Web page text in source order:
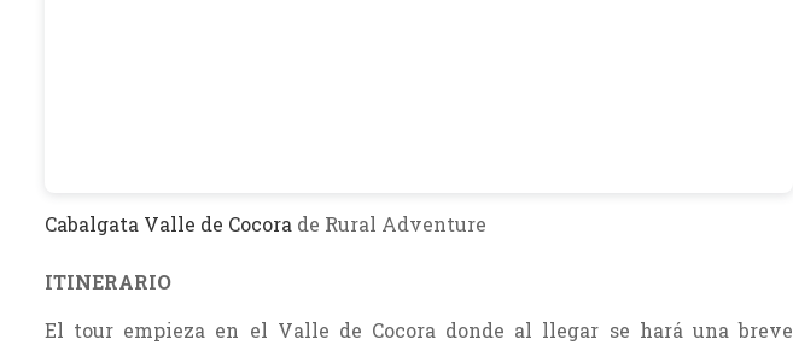
Cabalgata Valle de Cocora de Rural Adventure
ITINERARIO
El tour empieza en el Valle de Cocora donde al llegar se hará una breve